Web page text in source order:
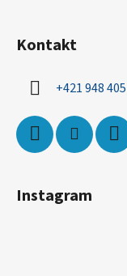
Kontakt
+421 948
Instagram